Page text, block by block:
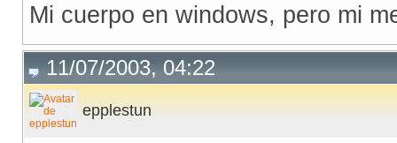
Mi cuerpo en windows, pero mi
11/07/2003, 04:22
epplestun